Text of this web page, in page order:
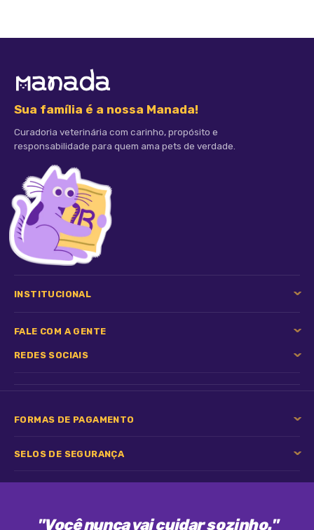
Sua família é a nossa Manada!
Curadoria veterinária com carinho, propósito e
responsabilidade para quem ama pets de verdade.
INSTITUCIONAL
FALE COM A GENTE
REDES SOCIAIS
FORMAS DE PAGAMENTO
SELOS DE SEGURANÇA
"Você nunca vai cuidar sozinho."